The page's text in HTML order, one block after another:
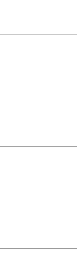
als „stark